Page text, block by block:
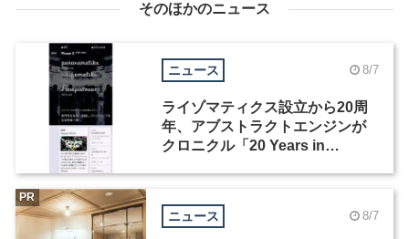
そのほかのニュース
ニュース 8/7
ライゾマティクス設立から20周
年、アブストラクトエンジンが
クロニクル「20 Years in
ニュース 8/7
PR